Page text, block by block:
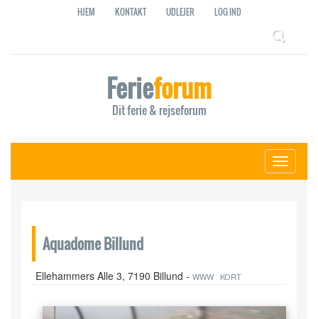
HJEM KONTAKT UDLEJER LOG IND
Ferieforum
Dit ferie & rejseforum
Toggle
Aquadome Billund
Ellehammers Alle 3, 7190 Billund - WWW KORT